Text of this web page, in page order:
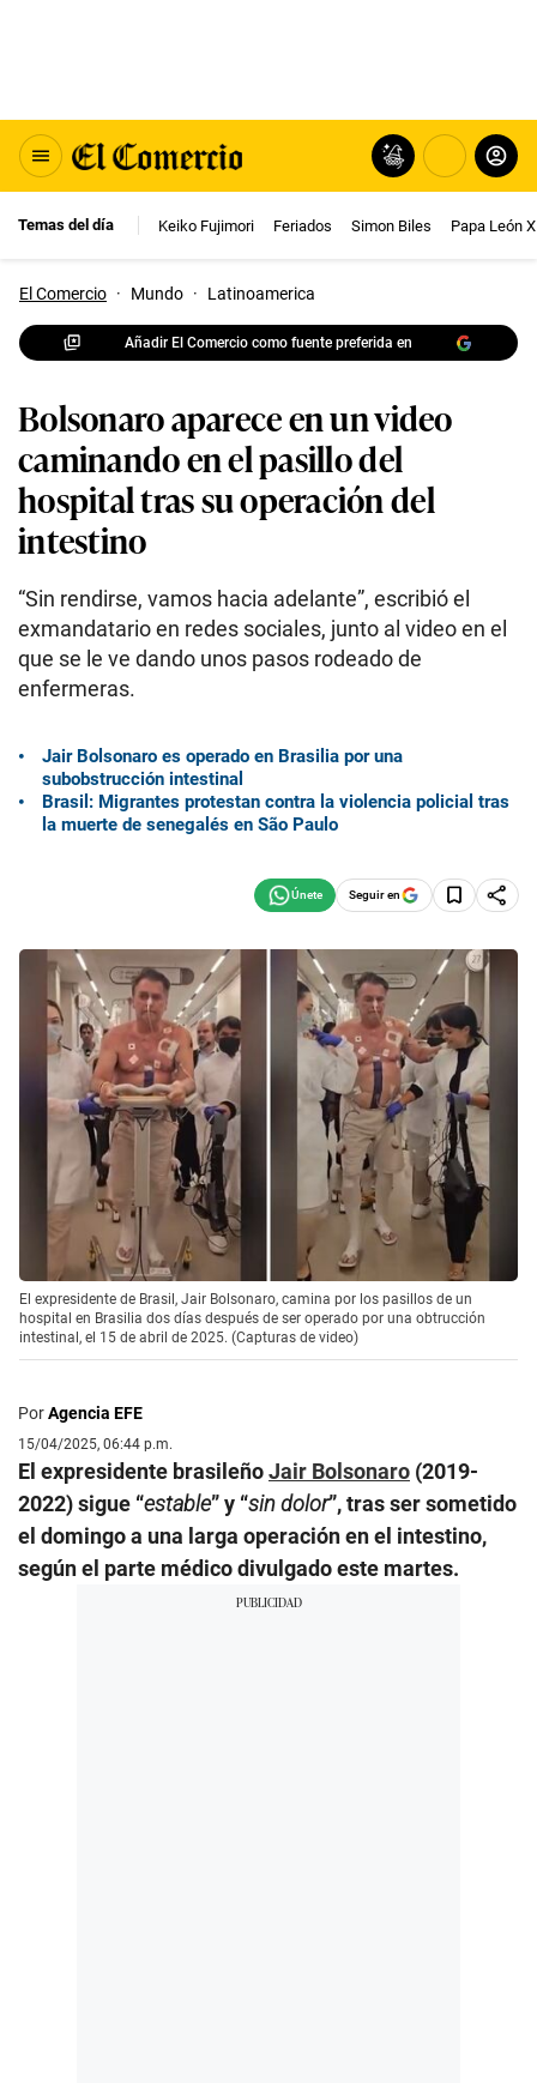
Temas del día Keiko Fujimori Feriados Simon Biles Papa León
El Comercio · Mundo · Latinoamerica
Añadir El Comercio como fuente preferida en
Bolsonaro aparece en un video
caminando en el pasillo del
hospital tras su operación del
intestino
“Sin rendirse, vamos hacia adelante”, escribió el
exmandatario en redes sociales, junto al video en el
que se le ve dando unos pasos rodeado de
enfermeras.
Jair Bolsonaro es operado en Brasilia por una
subobstrucción intestinal
Brasil: Migrantes protestan contra la violencia policial tras
la muerte de senegalés en São Paulo
Seguir en
El expresidente de Brasil, Jair Bolsonaro, camina por los pasillos de un
hospital en Brasilia dos días después de ser operado por una obtrucción
intestinal, el 15 de abril de 2025. (Capturas de video)
PorAgencia EFE
15/04/2025, 06:44 p.m.
El expresidente brasileñoJair Bolsonaro (2019-
2022) sigue “estable” y “sin dolor”, tras ser sometido
el domingo a una larga operación en el intestino,
según el parte médico divulgado este martes.